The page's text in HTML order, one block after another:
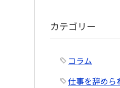
公式サイト
カテゴリー
コラム
仕事を辞めら